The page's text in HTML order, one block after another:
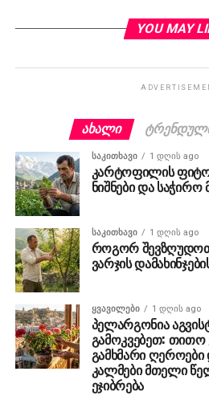
YOU MAY
ᲐᲮᲐᲚᲘ
ᲡᲐᲙᲘᲗᲮᲐᲕᲘ 1 დღის ago
კარტოფილის
ნიშნები და საჭირო
ᲡᲐᲙᲘᲗᲮᲐᲕᲘ 1 დღის ago
როგორ
ვარჯის
ᲧᲕᲐᲕᲘᲚᲔᲑᲘ 1 დღის ago
პელარგონია
გამოკვებეთ: თითო
გამხმარი
კალმები მთელი
ეჯიბრება